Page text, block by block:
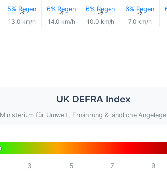
5% Regen
↑
13.0 km/h
6% Regen
↑
14.0 km/h
6% Regen
↑
10.0 km/h
6% Regen
↑
7.0 km/h
UK DEFRA Index
Ministerium für Umwelt, Ernährung & ländliche
3 5 7 9